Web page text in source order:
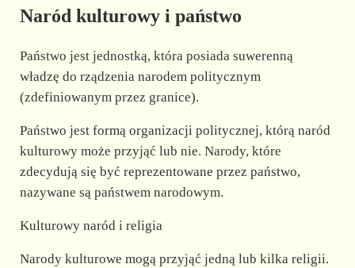
Naród kulturowy i państwo
Państwo jest jednostką, która posiada suwerenną
władzę do rządzenia narodem politycznym
(zdefiniowanym przez granice).
Państwo jest formą organizacji politycznej, którą naród
kulturowy może przyjąć lub nie. Narody, które
zdecydują się być reprezentowane przez państwo,
nazywane są państwem narodowym.
Kulturowy naród i religia
Narody kulturowe mogą przyjąć jedną lub kilka religii.